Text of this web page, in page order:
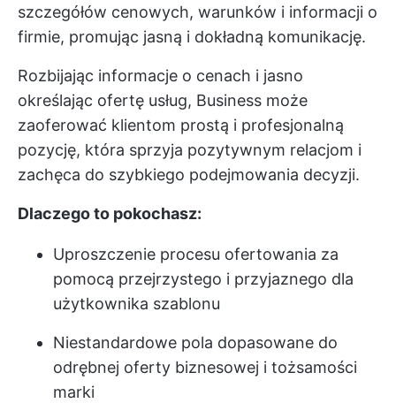
szczegółów cenowych, warunków i informacji o
firmie, promując jasną i dokładną komunikację.
Rozbijając informacje o cenach i jasno
określając ofertę usług, Business może
zaoferować klientom prostą i profesjonalną
pozycję, która sprzyja pozytywnym relacjom i
zachęca do szybkiego podejmowania decyzji.
Dlaczego to pokochasz:
Uproszczenie procesu ofertowania za
pomocą przejrzystego i przyjaznego dla
użytkownika szablonu
Niestandardowe pola dopasowane do
odrębnej oferty biznesowej i tożsamości
marki